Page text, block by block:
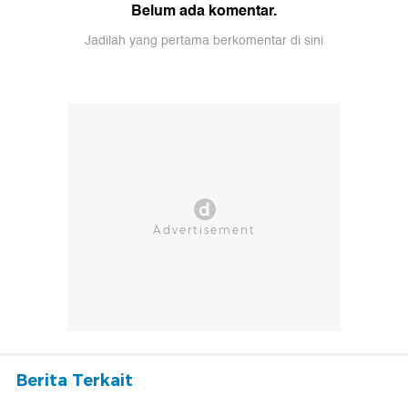
Belum ada komentar.
Jadilah yang pertama berkomentar di sini
Berita Terkait